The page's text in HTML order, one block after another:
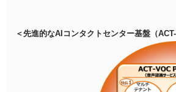
＜先進的なAIコンタクトセンター基盤（